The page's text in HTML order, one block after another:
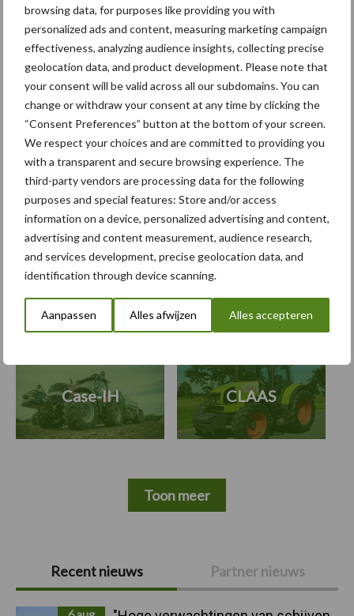
browsing data, for purposes like providing you with
personalized ads and content, measuring marketing campaign
effectiveness, analyzing audience insights, collecting precise
geolocation data, and product development. Please note that
your consent will be valid across all our subdomains. You can
change or withdraw your consent at any time by clicking the
“Consent Preferences” button at the bottom of your screen.
We respect your choices and are committed to providing you
with a transparent and secure browsing experience. The
third-party vendors are processing data for the following
purposes and special features: Store and/or access
information on a device, personalized advertising and content,
advertising and content measurement, audience research,
and services development, precise geolocation data, and
identification through device scanning.
Aanpassen Alles afwijzen Alles accepteren
Primaire
Sidebar
Recent nieuws Partner nieuws
New Holland T7 Standard
Wheelbase bekroond met
Red Dot Design Award
T7.230 in actie
Themapagina's
Bemesting Gewas & ruwvoer Loonwerk
Case-IH CLAAS
Toon meer